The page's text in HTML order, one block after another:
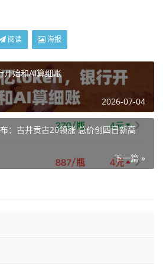
阅读 海报
开始和AI算细账
2026-07-04
：古井贡古20领涨 总价创四日新高
下一篇 »